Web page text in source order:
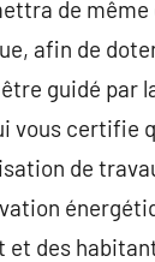
de
afin de
guidé par
vous certifie
de
et des